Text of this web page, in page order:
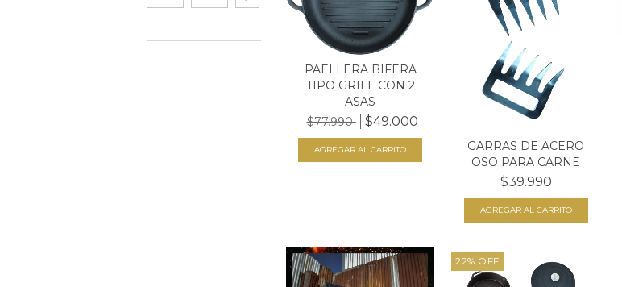
PAELLERA BIFERA
TIPO GRILL CON 2
ASAS
$77.990
$49.000
GARRAS DE ACERO
OSO PARA CARNE
$39.990
22% OFF